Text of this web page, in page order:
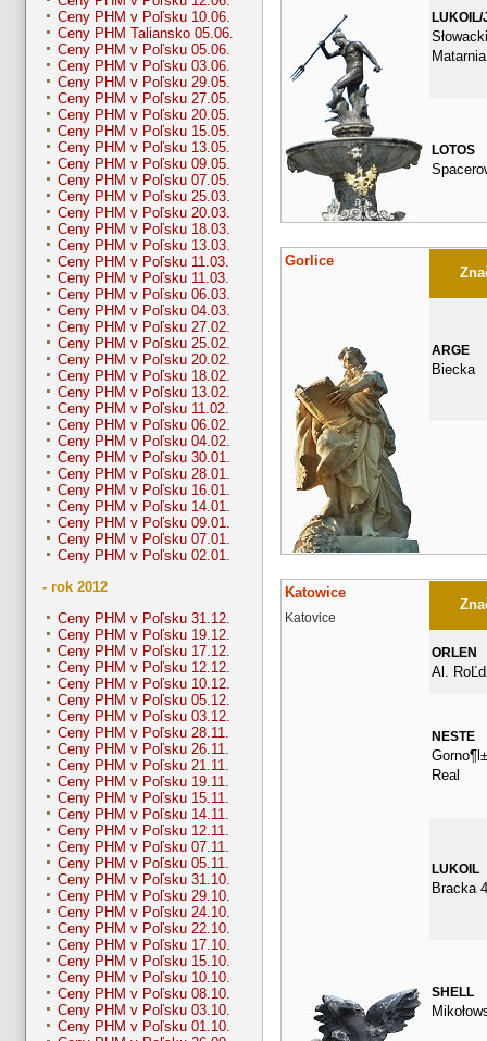
Ceny PHM v Poľsku 10.06.
Ceny PHM Taliansko 05.06.
Ceny PHM v Poľsku 05.06.
Ceny PHM v Poľsku 03.06.
Ceny PHM v Poľsku 29.05.
Ceny PHM v Poľsku 27.05.
Ceny PHM v Poľsku 20.05.
Ceny PHM v Poľsku 15.05.
Ceny PHM v Poľsku 13.05.
Ceny PHM v Poľsku 09.05.
Ceny PHM v Poľsku 07.05.
Ceny PHM v Poľsku 25.03.
Ceny PHM v Poľsku 20.03.
Ceny PHM v Poľsku 18.03.
Ceny PHM v Poľsku 13.03.
Ceny PHM v Poľsku 11.03.
Ceny PHM v Poľsku 11.03.
Ceny PHM v Poľsku 06.03.
Ceny PHM v Poľsku 04.03.
Ceny PHM v Poľsku 27.02.
Ceny PHM v Poľsku 25.02.
Ceny PHM v Poľsku 20.02.
Ceny PHM v Poľsku 18.02.
Ceny PHM v Poľsku 13.02.
Ceny PHM v Poľsku 11.02.
Ceny PHM v Poľsku 06.02.
Ceny PHM v Poľsku 04.02.
Ceny PHM v Poľsku 30.01.
Ceny PHM v Poľsku 28.01.
Ceny PHM v Poľsku 16.01.
Ceny PHM v Poľsku 14.01.
Ceny PHM v Poľsku 09.01.
Ceny PHM v Poľsku 07.01.
Ceny PHM v Poľsku 02.01.
- rok 2012
Ceny PHM v Poľsku 31.12.
Ceny PHM v Poľsku 19.12.
Ceny PHM v Poľsku 17.12.
Ceny PHM v Poľsku 12.12.
Ceny PHM v Poľsku 10.12.
Ceny PHM v Poľsku 05.12.
Ceny PHM v Poľsku 03.12.
Ceny PHM v Poľsku 28.11.
Ceny PHM v Poľsku 26.11.
Ceny PHM v Poľsku 21.11.
Ceny PHM v Poľsku 19.11.
Ceny PHM v Poľsku 15.11.
Ceny PHM v Poľsku 14.11.
Ceny PHM v Poľsku 12.11.
Ceny PHM v Poľsku 07.11.
Ceny PHM v Poľsku 05.11.
Ceny PHM v Poľsku 31.10.
Ceny PHM v Poľsku 29.10.
Ceny PHM v Poľsku 24.10.
Ceny PHM v Poľsku 22.10.
Ceny PHM v Poľsku 17.10.
Ceny PHM v Poľsku 15.10.
Ceny PHM v Poľsku 10.10.
Ceny PHM v Poľsku 08.10.
Ceny PHM v Poľsku 03.10.
Ceny PHM v Poľsku 01.10.
LUKOIL/
LOTOS
Gorlice
ARGE
Biecka
Katowice
Katovice
ORLEN
Al.
NESTE
Real
LUKOIL
Bracka 4
SHELL